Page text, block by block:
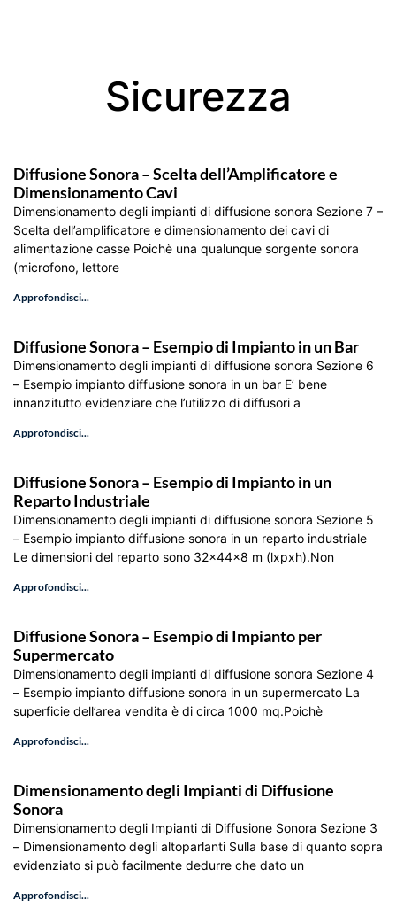
Sicurezza
Diffusione Sonora – Scelta dell’Amplificatore e
Dimensionamento Cavi
Dimensionamento degli impianti di diffusione sonora Sezione 7 –
Scelta dell’amplificatore e dimensionamento dei cavi di
alimentazione casse Poichè una qualunque sorgente sonora
(microfono, lettore
Approfondisci...
Diffusione Sonora – Esempio di Impianto in un Bar
Dimensionamento degli impianti di diffusione sonora Sezione 6
– Esempio impianto diffusione sonora in un bar E’ bene
innanzitutto evidenziare che l’utilizzo di diffusori a
Approfondisci...
Diffusione Sonora – Esempio di Impianto in un
Reparto Industriale
Dimensionamento degli impianti di diffusione sonora Sezione 5
– Esempio impianto diffusione sonora in un reparto industriale
Le dimensioni del reparto sono 32x44x8 m (lxpxh).Non
Approfondisci...
Diffusione Sonora – Esempio di Impianto per
Supermercato
Dimensionamento degli impianti di diffusione sonora Sezione 4
– Esempio impianto diffusione sonora in un supermercato La
superficie dell’area vendita è di circa 1000 mq.Poichè
Approfondisci...
Dimensionamento degli Impianti di Diffusione
Sonora
Dimensionamento degli Impianti di Diffusione Sonora Sezione 3
– Dimensionamento degli altoparlanti Sulla base di quanto sopra
evidenziato si può facilmente dedurre che dato un
Approfondisci...